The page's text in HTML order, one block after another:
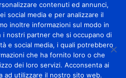
senza dati certi
contenuti ed annunci,
social media e per analizzare il
inoltre informazioni sul modo in
nostri partner che si occupano di
e social media, i quali potrebbero
che ha fornito loro o che
dei loro servizi. Acconsenta ai
ad utilizzare il nostro sito web.